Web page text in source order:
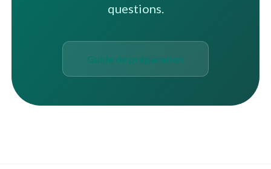
questions.
Guide de préparation